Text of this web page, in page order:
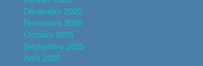
Décembre 2025
Novembre 2025
Octobre 2025
Septembre 2025
Août 2025